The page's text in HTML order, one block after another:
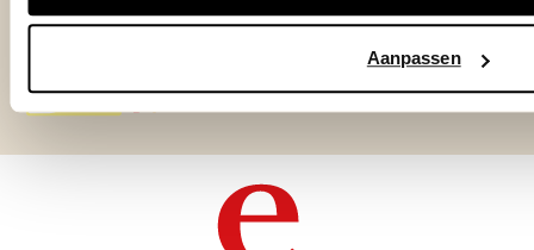
Aanpassen
Over Eijerkamp